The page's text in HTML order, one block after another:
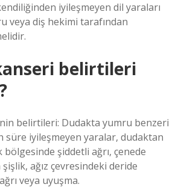
iyileşmeyen dil yaraları
veya diş hekimi tarafından
belirtileri
belirtileri: Dudakta yumru benzeri
süre iyileşmeyen yaralar, dudaktan
bölgesinde şiddetli ağrı, çenede
şişlik, ağız çevresindeki deride
veya uyuşma.